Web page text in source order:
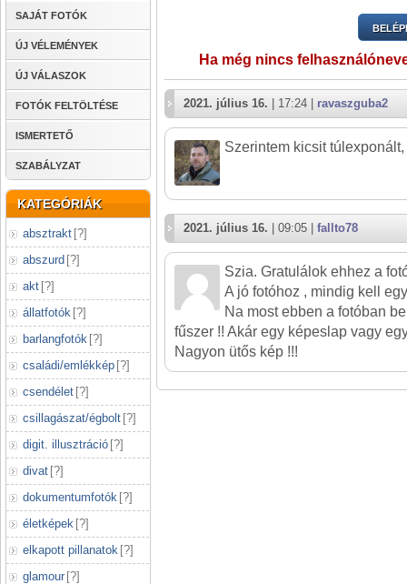
SAJÁT FOTÓK
ÚJ VÉLEMÉNYEK
ÚJ VÁLASZOK
FOTÓK FELTÖLTÉSE
ISMERTETŐ
SZABÁLYZAT
KATEGÓRIÁK
absztrakt [?]
abszurd [?]
akt [?]
állatfotók [?]
barlangfotók [?]
családi/emlékkép [?]
csendélet [?]
csillagászat/égbolt [?]
digit. illusztráció [?]
divat [?]
dokumentumfotók [?]
életképek [?]
elkapott pillanatok [?]
glamour [?]
Ha még nincs
2021. július 16. | 17:24 | ravaszguba2
Szerintem kicsit
2021. július 16. | 09:05 | fallto78
Szia. Gratulálok ehhez a
A jó fotóhoz , mindig kell
Na most ebben a fotóban
fűszer !! Akár egy képeslap vagy
Nagyon ütős kép !!!